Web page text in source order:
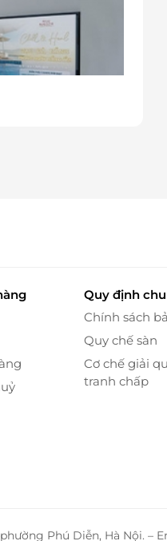
Quy định
Chính sách
Quy chế sàn
Cơ chế giải
tranh chấp
Phú Diễn, Hà Nội. –